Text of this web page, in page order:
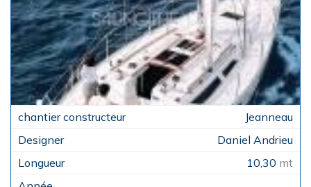
Jeanneau
Daniel Andrieu
10,30 mt